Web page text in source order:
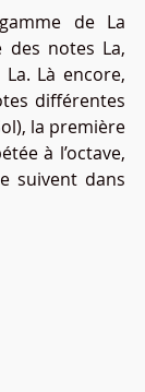
de La
des notes La,
La. Là encore,
différentes
la première
à l’octave,
suivent dans